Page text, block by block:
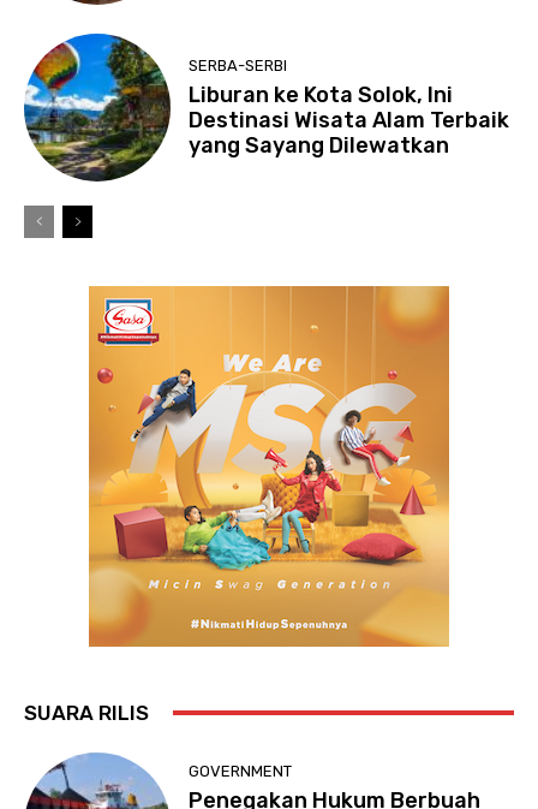
SERBA-SERBI
Liburan ke Kota Solok, Ini
Destinasi Wisata Alam Terbaik
yang Sayang Dilewatkan
SUARA RILIS
GOVERNMENT
Penegakan Hukum Berbuah